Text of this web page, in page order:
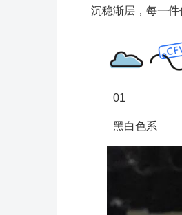
沉稳渐层，每一件
01
黑白色系